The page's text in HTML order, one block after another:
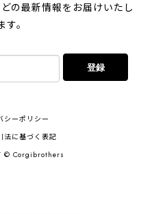
の最新情報をお届けいたし
す。
登録
シーポリシー
法に基づく表記
© Corgibrothers